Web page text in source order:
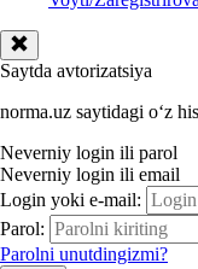
Saytda avtorizatsiya
norma.uz saytidagi oʻz
Neverniy login ili parol
Neverniy login ili email
Login yoki e-mail:
Parol:
Parolni unutdingizmi?